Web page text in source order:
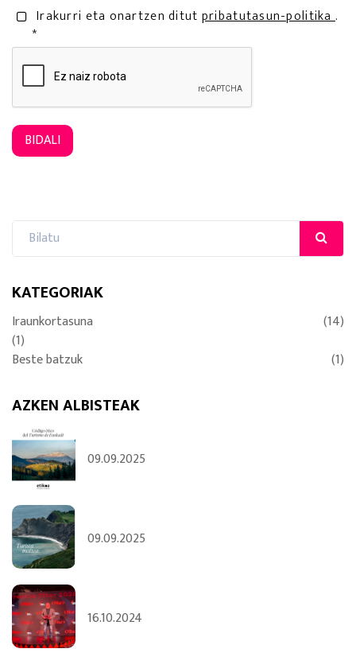
Irakurri eta onartzen ditut pribatutasun-politika.
*
BIDALI
KATEGORIAK
Iraunkortasuna
(14)
(1)
Beste batzuk
(1)
AZKEN ALBISTEAK
09.09.2025
09.09.2025
16.10.2024